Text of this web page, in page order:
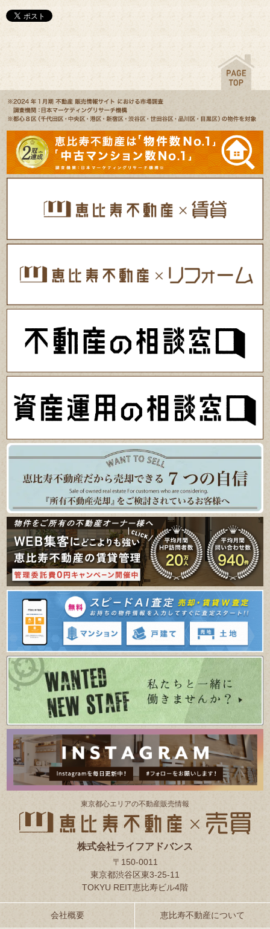
東京都⼼エリアの不動産販売情報
株式会社ライフアドバンス
〒150-0011
東京都渋谷区東3-25-11
TOKYU REIT恵比寿ビル4階
会社概要 恵比寿不動産について